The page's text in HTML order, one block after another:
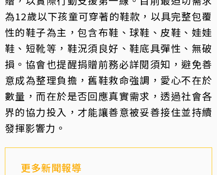
為12歲以下孩童可穿著的鞋款，以具完整包覆
性的鞋子為主，包含布鞋、球鞋、皮鞋、娃娃
鞋、短靴等，鞋況須良好、鞋底具彈性、無破
損。協會也提醒捐贈前務必詳閱須知，避免善
意成為整理負擔，舊鞋救命強調，愛心不在於
數量，而在於是否回應真實需求，透過社會各
界的協力投入，才能讓善意被妥善接住並持續
發揮影響力。
更多新聞報導